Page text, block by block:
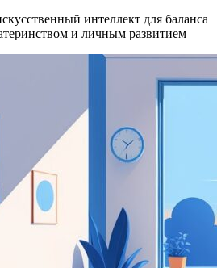
интеллект для баланса
и личным развитием